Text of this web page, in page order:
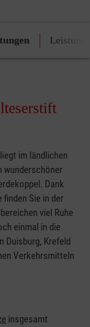
liegt im ländlichen
wunderschöner
Dank
Sie in der
viel Ruhe
einmal in die
Duisburg, Krefeld
Verkehrsmitteln
insgesamt